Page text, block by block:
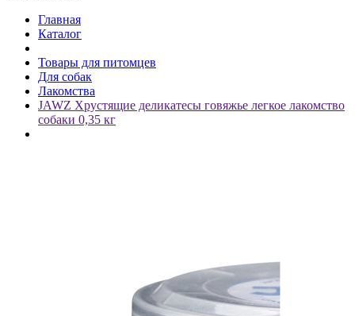
Главная
Каталог
Товары для питомцев
Для собак
Лакомства
JAWZ Хрустящие деликатесы говяжье легкое лакомство
собаки 0,35 кг